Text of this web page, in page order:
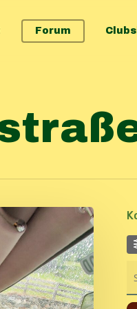
Forum